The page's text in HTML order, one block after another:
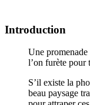
Introduction
Une
l’on furète pour
S’il existe la
beau paysage